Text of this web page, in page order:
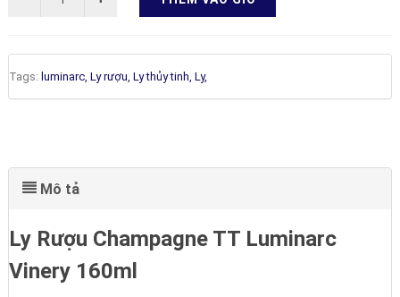
Tags: luminarc, Ly rượu, Ly thủy tinh, Ly,
Mô tả
Ly Rượu Champagne TT Luminarc
Vinery 160ml